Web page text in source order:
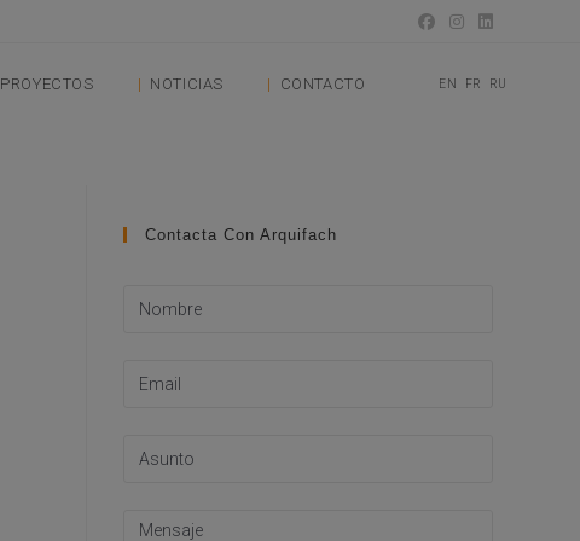
PROYECTOS NOTICIAS CONTACTO EN FR RU
Contacta Con Arquifach